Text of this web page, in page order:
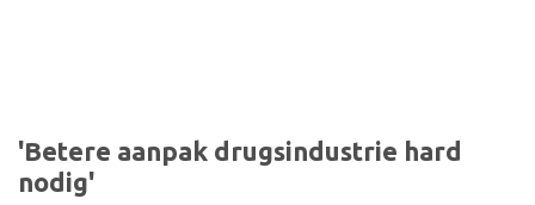
'Betere aanpak drugsindustrie hard
nodig'